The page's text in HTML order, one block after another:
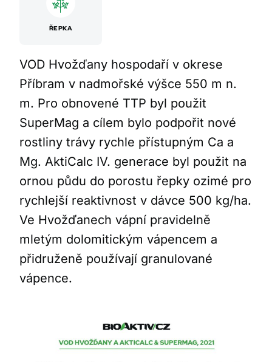
ŘEPKA
VOD Hvožďany hospodaří v okrese
Příbram v nadmořské výšce 550 m n.
m. Pro obnovené TTP byl použit
SuperMag a cílem bylo podpořit nové
rostliny trávy rychle přístupným Ca a
Mg. AktiCalc IV. generace byl použit na
ornou půdu do porostu řepky ozimé pro
rychlejší reaktivnost v dávce 500 kg/ha.
Ve Hvožďanech vápní pravidelně
mletým dolomitickým vápencem a
přidruženě používají granulované
vápence.